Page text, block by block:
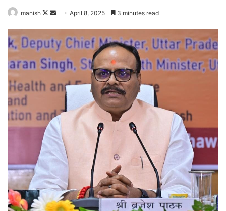
manish
Follow
X
Send
email
April 8, 2025 3 minutes read